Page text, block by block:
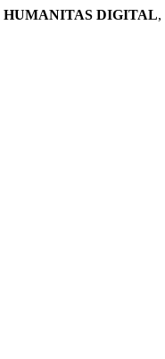
HUMANITAS DIGITAL,